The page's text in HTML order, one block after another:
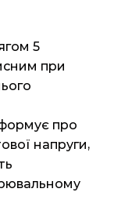
5
при
про
напруги,